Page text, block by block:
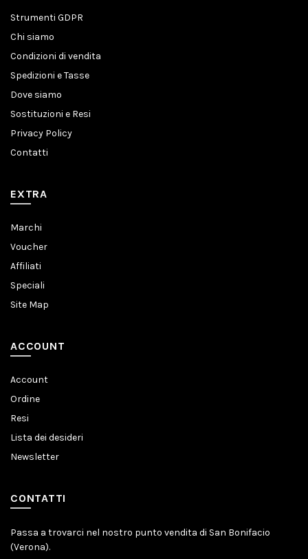
Strumenti GDPR
Chi siamo
Condizioni di vendita
Spedizioni e Tasse
Dove siamo
Sostituzioni e Resi
Privacy Policy
Contatti
EXTRA
Marchi
Voucher
Affiliati
Speciali
Site Map
ACCOUNT
Account
Ordine
Resi
Lista dei desideri
Newsletter
CONTATTI
Passa a trovarci nel nostro punto vendita di San Bonifacio
(Verona).